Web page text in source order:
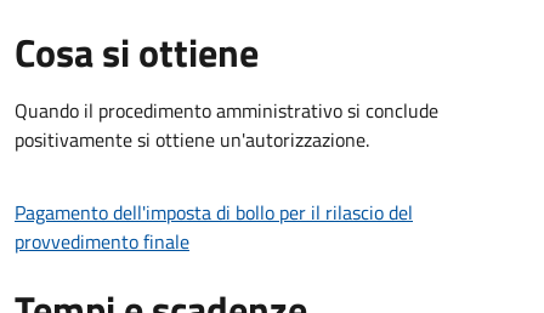
Cosa si ottiene
Quando il procedimento amministrativo si conclude
positivamente si ottiene un'autorizzazione.
Pagamento dell'imposta di bollo per il rilascio del
provvedimento finale